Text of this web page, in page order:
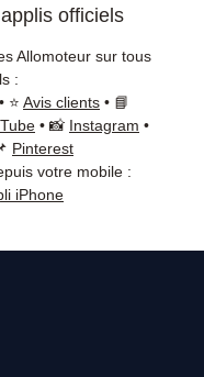
officiels
Allomoteur sur tous
:
• ⭐ Avis clients • 📘
• 📸 Instagram •
Pinterest
votre mobile :
iPhone